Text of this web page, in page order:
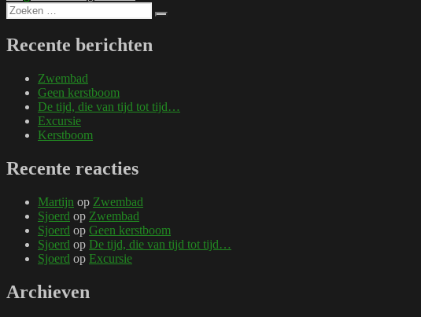
navigatie
bericht:
Zoeken
naar:
Recente berichten
Zwembad
Geen kerstboom
De tijd, die van tijd tot tijd…
Excursie
Kerstboom
Recente reacties
Martijn op Zwembad
Sjoerd op Zwembad
Sjoerd op Geen kerstboom
Sjoerd op De tijd, die van tijd tot tijd…
Sjoerd op Excursie
Archieven